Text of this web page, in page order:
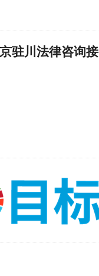
驻川法律咨询接